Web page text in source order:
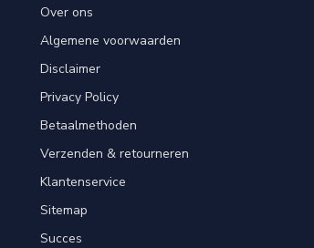
Over ons
Algemene voorwaarden
Disclaimer
Privacy Policy
Betaalmethoden
Verzenden & retourneren
Klantenservice
Sitemap
Succes